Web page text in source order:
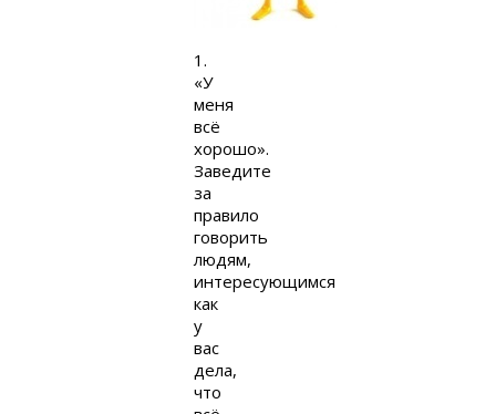
1.
«У
меня
всё
хорошо».
Заведите
за
правило
говорить
людям,
интересующимся
как
у
вас
дела,
что